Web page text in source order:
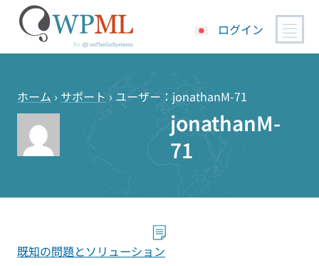
ッ
ログイン
ホーム › サポート › ユーザー：jonathanM-71
jonathanM-
71
既知の問題とソリューション